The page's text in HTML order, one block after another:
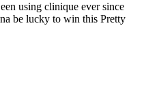
using clinique ever since
be lucky to win this Pretty